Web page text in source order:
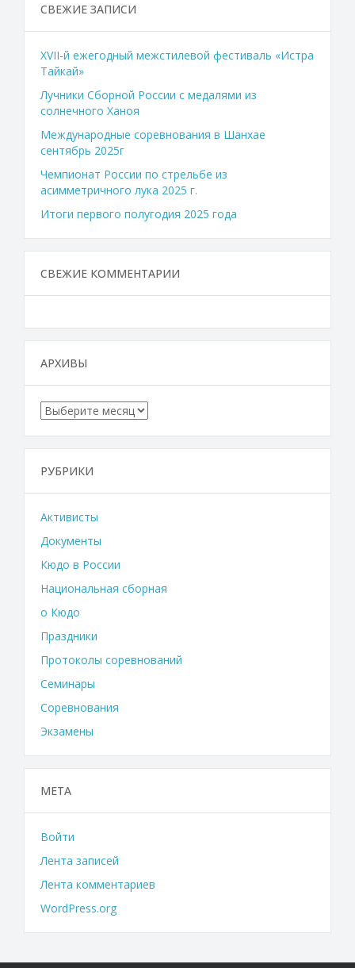
СВЕЖИЕ ЗАПИСИ
XVII-й ежегодный межстилевой фестиваль «Истра
Тайкай»
Лучники Сборной России с медалями из
солнечного Ханоя
Международные соревнования в Шанхае
сентябрь 2025г
Чемпионат России по стрельбе из
асимметричного лука 2025 г.
Итоги первого полугодия 2025 года
СВЕЖИЕ КОММЕНТАРИИ
АРХИВЫ
Архивы
РУБРИКИ
Активисты
Документы
Кюдо в России
Национальная сборная
о Кюдо
Праздники
Протоколы соревнований
Семинары
Соревнования
Экзамены
МЕТА
Войти
Лента записей
Лента комментариев
WordPress.org